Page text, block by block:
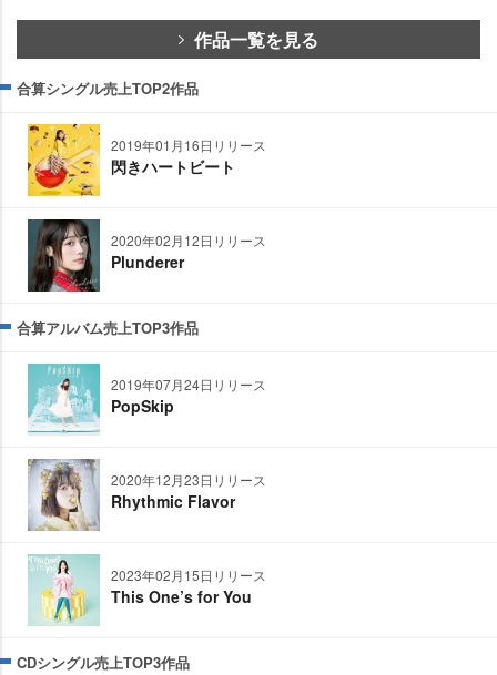
作品一覧を見る
合算シングル売上TOP2作品
2019年01月16日リリース
閃きハートビート
2020年02月12日リリース
Plunderer
合算アルバム売上TOP3作品
2019年07月24日リリース
PopSkip
2020年12月23日リリース
Rhythmic Flavor
2023年02月15日リリース
This One’s for You
CDシングル売上TOP3作品